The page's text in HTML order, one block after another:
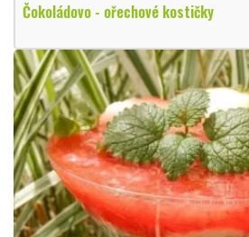
Čokoládovo - ořechové kostičky